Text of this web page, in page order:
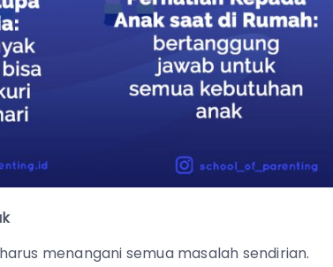
menangani semua masalah sendirian.